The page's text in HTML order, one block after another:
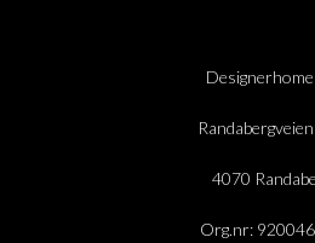
Designerhome
4070
Org.nr: